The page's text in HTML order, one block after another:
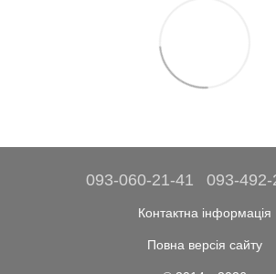
093-060-21-41 093-492-
Контактна інформація
Повна версія сайту